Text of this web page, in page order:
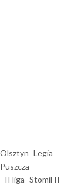
Legia
Puszcza
II liga Stomil II